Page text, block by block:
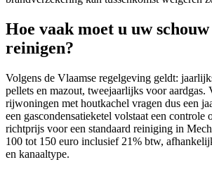
Hoe vaak moet u uw
reinigen?
Volgens de Vlaamse regelgeving geldt:
pellets en mazout, tweejaarlijks voor aardgas.
rijwoningen met houtkachel vragen dus een
een gascondensatieketel volstaat een controle
richtprijs voor een standaard reiniging in
100 tot 150 euro inclusief 21% btw,
en kanaaltype.